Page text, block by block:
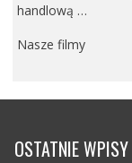
handlową …
Nasze filmy
OSTATNIE WPISY